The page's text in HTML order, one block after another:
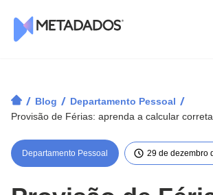
/ Blog / Departamento Pessoal /
Provisão de Férias: aprenda a calcular
Departamento Pessoal 29 de dezembro